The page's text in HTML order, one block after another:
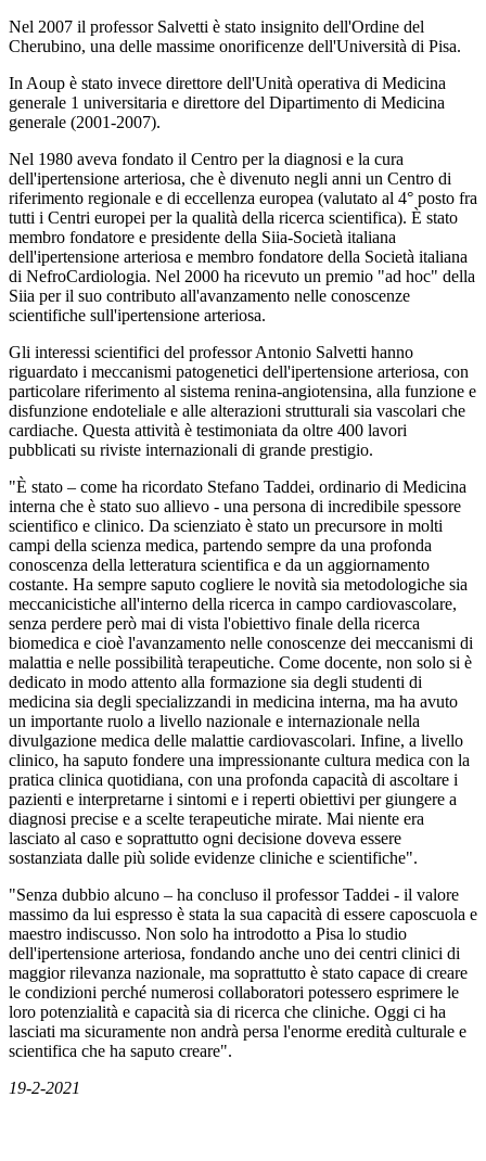
Nel 2007 il professor Salvetti è stato insignito dell'Ordine del
Cherubino, una delle massime onorificenze dell'Università di Pisa.
In Aoup è stato invece direttore dell'Unità operativa di Medicina
generale 1 universitaria e direttore del Dipartimento di Medicina
generale (2001-2007).
Nel 1980 aveva fondato il Centro per la diagnosi e la cura
dell'ipertensione arteriosa, che è divenuto negli anni un Centro di
riferimento regionale e di eccellenza europea (valutato al 4° posto fra
tutti i Centri europei per la qualità della ricerca scientifica). È stato
membro fondatore e presidente della Siia-Società italiana
dell'ipertensione arteriosa e membro fondatore della Società italiana
di NefroCardiologia. Nel 2000 ha ricevuto un premio "ad hoc" della
Siia per il suo contributo all'avanzamento nelle conoscenze
scientifiche sull'ipertensione arteriosa.
Gli interessi scientifici del professor Antonio Salvetti hanno
riguardato i meccanismi patogenetici dell'ipertensione arteriosa, con
particolare riferimento al sistema renina-angiotensina, alla funzione e
disfunzione endoteliale e alle alterazioni strutturali sia vascolari che
cardiache. Questa attività è testimoniata da oltre 400 lavori
pubblicati su riviste internazionali di grande prestigio.
"È stato – come ha ricordato Stefano Taddei, ordinario di Medicina
interna che è stato suo allievo - una persona di incredibile spessore
scientifico e clinico. Da scienziato è stato un precursore in molti
campi della scienza medica, partendo sempre da una profonda
conoscenza della letteratura scientifica e da un aggiornamento
costante. Ha sempre saputo cogliere le novità sia metodologiche sia
meccanicistiche all'interno della ricerca in campo cardiovascolare,
senza perdere però mai di vista l'obiettivo finale della ricerca
biomedica e cioè l'avanzamento nelle conoscenze dei meccanismi di
malattia e nelle possibilità terapeutiche. Come docente, non solo si è
dedicato in modo attento alla formazione sia degli studenti di
medicina sia degli specializzandi in medicina interna, ma ha avuto
un importante ruolo a livello nazionale e internazionale nella
divulgazione medica delle malattie cardiovascolari. Infine, a livello
clinico, ha saputo fondere una impressionante cultura medica con la
pratica clinica quotidiana, con una profonda capacità di ascoltare i
pazienti e interpretarne i sintomi e i reperti obiettivi per giungere a
diagnosi precise e a scelte terapeutiche mirate. Mai niente era
lasciato al caso e soprattutto ogni decisione doveva essere
sostanziata dalle più solide evidenze cliniche e scientifiche".
"Senza dubbio alcuno – ha concluso il professor Taddei - il valore
massimo da lui espresso è stata la sua capacità di essere caposcuola e
maestro indiscusso. Non solo ha introdotto a Pisa lo studio
dell'ipertensione arteriosa, fondando anche uno dei centri clinici di
maggior rilevanza nazionale, ma soprattutto è stato capace di creare
le condizioni perché numerosi collaboratori potessero esprimere le
loro potenzialità e capacità sia di ricerca che cliniche. Oggi ci ha
lasciati ma sicuramente non andrà persa l'enorme eredità culturale e
scientifica che ha saputo creare".
19-2-2021